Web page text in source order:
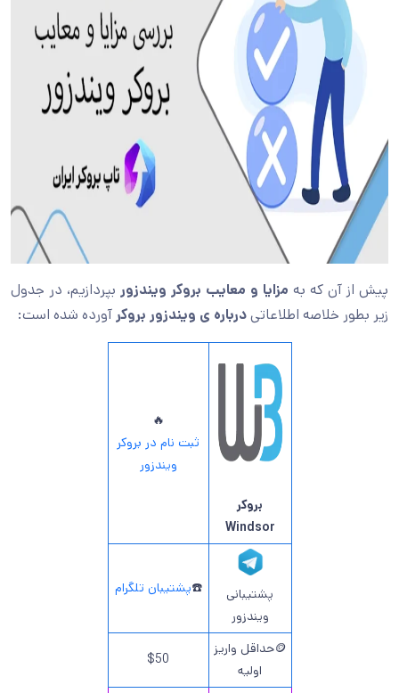
پیش از آن که به مزایا و معایب بروکر ویندزور بپردازیم، در جدول
زیر بطور خلاصه اطلاعاتیدرباره ی ویندزور بروکرآورده شده است:
بروکر
Windsor
🔥
ثبت نام در بروکر
ویندزور
پشتیبانی
ویندزور
☎️پشتیبان تلگرام
🪙حداقل واریز
اولیه
$50